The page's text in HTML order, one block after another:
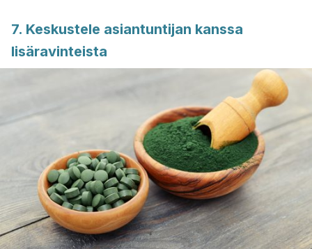
7. Keskustele asiantuntijan kanssa
lisäravinteista